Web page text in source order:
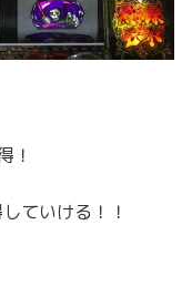
！
ていける！！